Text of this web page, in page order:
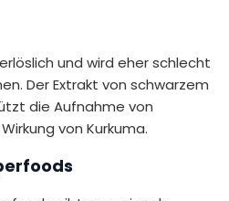
und wird eher schlecht
Der Extrakt von schwarzem
die Aufnahme von
von Kurkuma.